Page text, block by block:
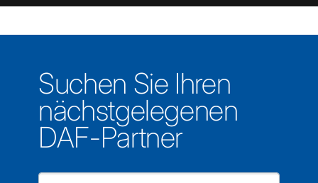
Suchen Sie Ihren
nächstgelegenen
DAF-Partner